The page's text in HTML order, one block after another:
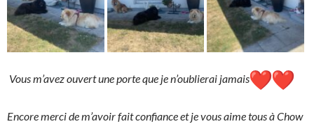
Vous m’avez ouvert une porte que je n’oublierai jamais
Encore merci de m’avoir fait confiance et je vous aime tous à Chow